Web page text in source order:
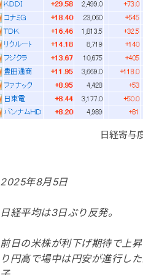
日経寄
2025年8月5日
日経平均は3日ぶり反発。
前日の米株が利下げ期待で上
り円高で場中は円安が進行し